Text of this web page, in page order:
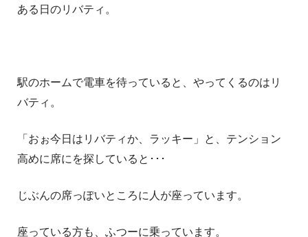
ある日のリバティ。
駅のホームで電車を待っていると、やってくるのはリ
バティ。
「おぉ今日はリバティか、ラッキー」と、テンション
高めに席にを探していると･･･
じぶんの席っぽいところに人が座っています。
座っている方も、ふつーに乗っています。